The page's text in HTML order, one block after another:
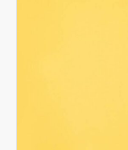
Zo doe je
Open to access